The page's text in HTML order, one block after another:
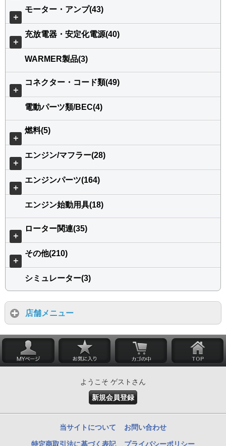
＋
モーター・アンプ(43)
＋
充放電器・安定化電源(40)
WARMER製品(3)
＋
コネクター・コード類(49)
電動パーツ類/BEC(4)
＋
燃料(5)
＋
エンジン/マフラー(28)
＋
エンジンパーツ(164)
エンジン始動用具(18)
＋
ローター関連(35)
＋
その他(210)
シミュレーター(3)
店舗メニュー
ようこそ ゲストさん
新規会員登録
当サイトについて お問い合わせ
特定商取引法に基づく表記 プライバシーポリシー